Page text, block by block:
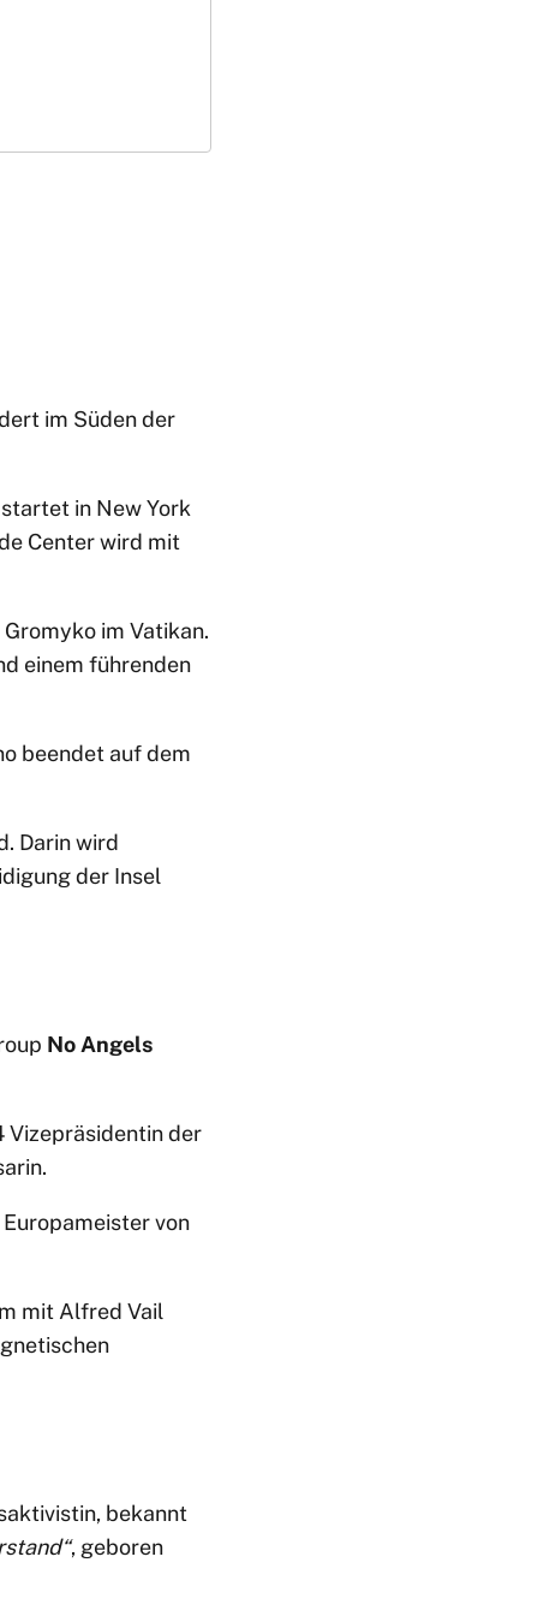
im Süden der
in New York
Center wird mit
im Vatikan.
einem führenden
beendet auf dem
Darin wird
der Insel
No Angels
Vizepräsidentin der
von
mit Alfred Vail
bekannt
, geboren